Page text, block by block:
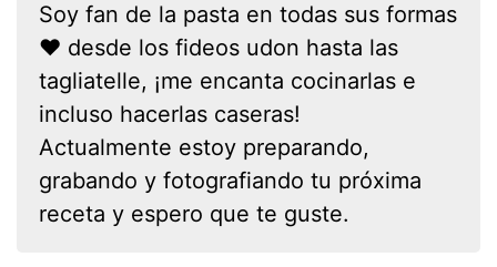
Soy fan de la pasta en todas sus formas
❤ desde los fideos udon hasta las
tagliatelle, ¡me encanta cocinarlas e
incluso hacerlas caseras!
Actualmente estoy preparando,
grabando y fotografiando tu próxima
receta y espero que te guste.